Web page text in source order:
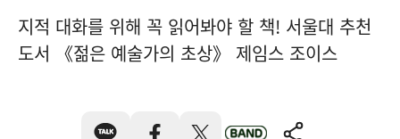
지적 대화를 위해 꼭 읽어봐야 할 책! 서울대 추천
도서 《젊은 예술가의 초상》 제임스 조이스